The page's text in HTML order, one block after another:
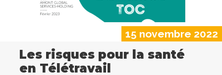
15 novembre 2022
Les risques pour la santé
en Télétravail